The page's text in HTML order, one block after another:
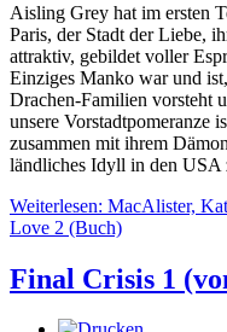
Aisling Grey hat im ersten
Paris, der Stadt der Liebe,
attraktiv, gebildet voller
Einziges Manko war und
Drachen-Familien vorsteht
unsere Vorstadtpomeranze
zusammen mit ihrem
ländliches Idyll in den USA
Weiterlesen: MacAlister,
Love 2 (Buch)
Final Crisis 1